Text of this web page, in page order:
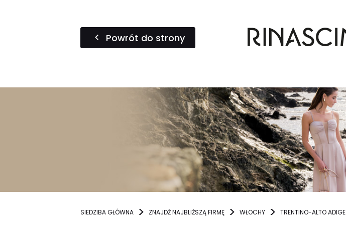
Powrót do strony
SIEDZIBA GŁÓWNA ZNAJDŹ NAJBLIŻSZĄ FIRMĘ WŁOCHY TRENTINO-ALTO ADIGE